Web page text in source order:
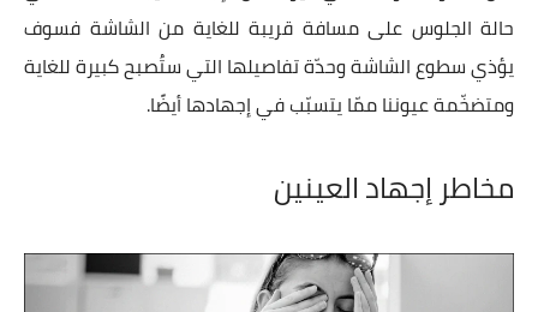
حالة الجلوس على مسافة قريبة للغاية من الشاشة فسوف
يؤذي سطوع الشاشة وحدّة تفاصيلها التي ستُصبح كبيرة للغاية
ومتضخّمة عيوننا ممّا يتسبّب في إجهادها أيضًا.
مخاطر إجهاد العينين